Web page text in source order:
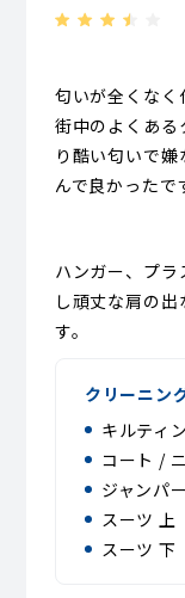
匂いが全くなく
街中のよくある
り酷い匂いで
んで良かったで
ハンガー、プ
し頑丈な肩の
す。
クリーニン
キルティ
コート /
ジャンパー
スーツ 上
スーツ 下